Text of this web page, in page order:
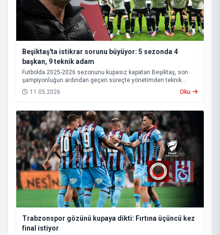
Beşiktaş'ta istikrar sorunu büyüyor: 5 sezonda 4
başkan, 9 teknik adam
Futbolda 2025-2026 sezonunu kupasız kapatan Beşiktaş, son
şampiyonluğun ardından geçen süreçte yönetimden teknik
heyete, oyuncu kadrosundan saha sonuçlarına kadar birçok
alanda istikrarsız bir görüntü sergiledi.
11.05.2026 Oku
Trabzonspor gözünü kupaya dikti: Fırtına üçüncü kez
final istiyor